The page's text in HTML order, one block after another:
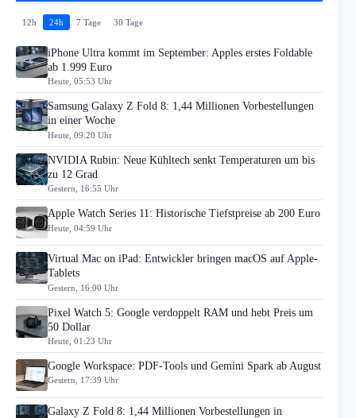
12h 24h 7 Tage 30 Tage
iPhone Ultra kommt im September: Apples erstes Foldable
ab 1.999 Euro
Heute, 05:53 Uhr
Samsung Galaxy Z Fold 8: 1,44 Millionen Vorbestellungen
in einer Woche
Heute, 09:20 Uhr
NVIDIA Rubin: Neue Kühltech senkt Temperaturen um bis
zu 12 Grad
Gestern, 16:55 Uhr
Apple Watch Series 11: Historische Tiefstpreise ab 200 Euro
Heute, 04:59 Uhr
Virtual Mac on iPad: Entwickler bringen macOS auf Apple-
Tablets
Gestern, 16:00 Uhr
Pixel Watch 5: Google verdoppelt RAM und hebt Preis um
50 Dollar
Heute, 01:23 Uhr
Google Workspace: PDF-Tools und Gemini Spark ab August
Gestern, 17:39 Uhr
Galaxy Z Fold 8: 1,44 Millionen Vorbestellungen in